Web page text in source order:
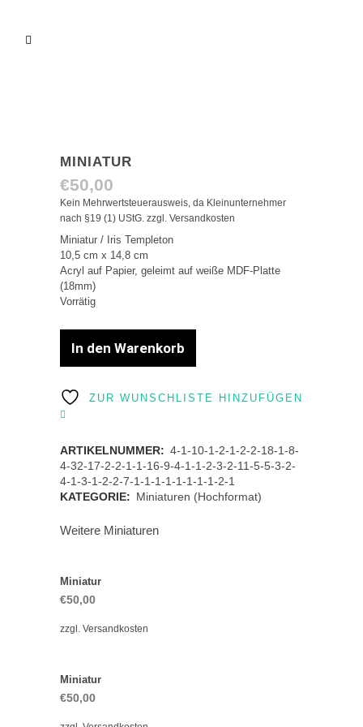
MINIATUR
€50,00
Kein Mehrwertsteuerausweis, da Kleinunternehmer
nach §19 (1) UStG. zzgl. Versandkosten
Miniatur / Iris Templeton
10,5 cm x 14,8 cm
Acryl auf Papier, geleimt auf weiße MDF-Platte
(18mm)
Vorrätig
Miniatur
In den Warenkorb
ZUR WUNSCHLISTE HINZUFÜGEN
ARTIKELNUMMER: 4-1-10-1-2-1-2-2-18-1-8-
4-32-17-2-2-1-1-16-9-4-1-1-2-3-2-11-5-5-3-2-
4-1-3-1-2-2-7-1-1-1-1-1-1-1-1-2-1
KATEGORIE: Miniaturen (Hochformat)
Weitere Miniaturen
Miniatur
€50,00
zzgl. Versandkosten
Miniatur
€50,00